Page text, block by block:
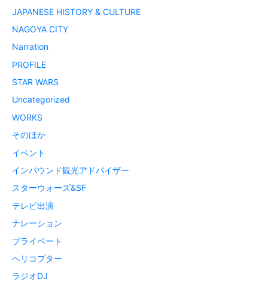
JAPANESE HISTORY & CULTURE
NAGOYA CITY
Narration
PROFILE
STAR WARS
Uncategorized
WORKS
そのほか
イベント
インバウンド観光アドバイザー
スターウォーズ&SF
テレビ出演
ナレーション
プライベート
ヘリコプター
ラジオDJ